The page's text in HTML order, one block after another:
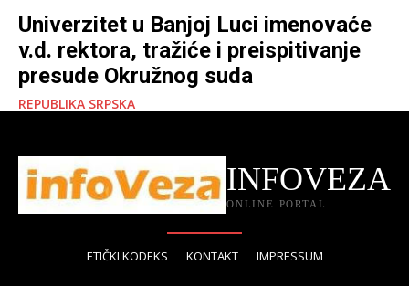
Univerzitet u Banjoj Luci imenovaće
v.d. rektora, tražiće i preispitivanje
presude Okružnog suda
REPUBLIKA SRPSKA
INFOVEZA
ONLINE PORTAL
ETIČKI KODEKS KONTAKT IMPRESSUM